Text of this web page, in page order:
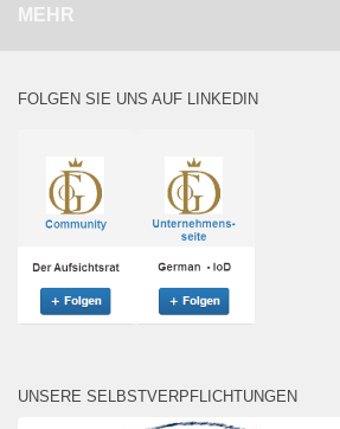
MEHR
FOLGEN SIE UNS AUF LINKEDIN
UNSERE SELBSTVERPFLICHTUNGEN